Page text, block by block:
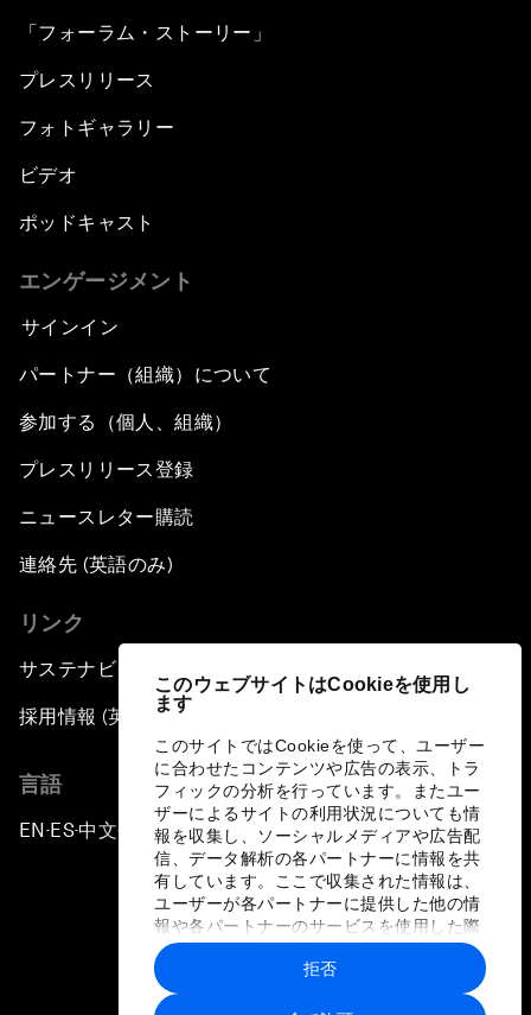
このウェブサイトはCookieを使用し
ます
このサイトではCookieを使って、ユーザー
に合わせたコンテンツや広告の表示、トラ
フィックの分析を行っています。またユー
ザーによるサイトの利用状況についても情
報を収集し、ソーシャルメディアや広告配
信、データ解析の各パートナーに情報を共
有しています。ここで収集された情報は、
ユーザーが各パートナーに提供した他の情
報や各パートナーのサービスを使用した際
に収集された情報と組み合わされ、各パー
トナーによって使用されることがありま
す。
拒否
「フォーラム・ストーリー」
プレスリリース
フォトギャラリー
ビデオ
ポッドキャスト
エンゲージメント
サインイン
パートナー（組織）について
参加する（個人、組織）
プレスリリース登録
ニュースレター購読
連絡先 (英語のみ)
リンク
サステナビリティへの取り組み
採用情報 (英語のみ)
言語
EN ▪ES▪中文▪ 日本語
プライバシーポリシーと利用規約